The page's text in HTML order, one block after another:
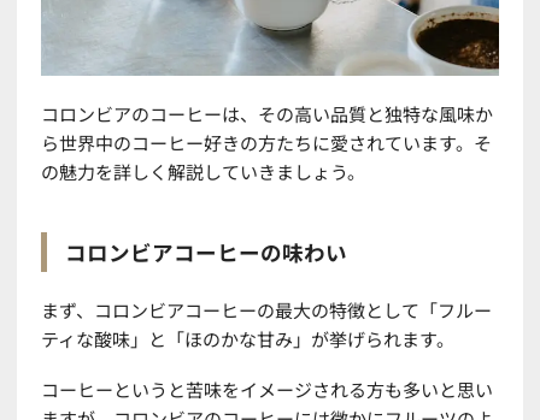
コロンビアのコーヒーは、その高い品質と独特な風味か
ら世界中のコーヒー好きの方たちに愛されています。そ
の魅力を詳しく解説していきましょう。
コロンビアコーヒーの味わい
まず、コロンビアコーヒーの最大の特徴として「フルー
ティな酸味」と「ほのかな甘み」が挙げられます。
コーヒーというと苦味をイメージされる方も多いと思い